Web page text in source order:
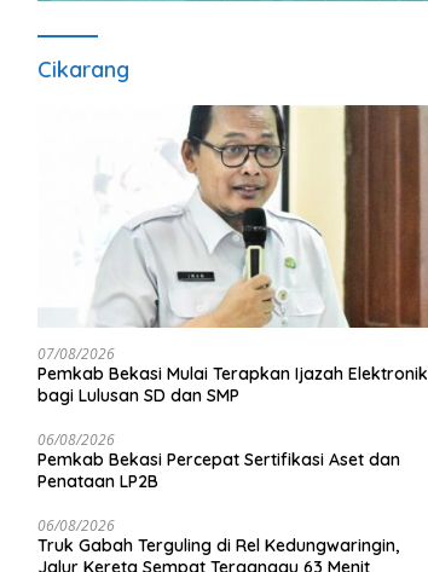
Cikarang
07/08/2026
Pemkab Bekasi Mulai Terapkan Ijazah Elektronik
bagi Lulusan SD dan SMP
06/08/2026
Pemkab Bekasi Percepat Sertifikasi Aset dan
Penataan LP2B
06/08/2026
Truk Gabah Terguling di Rel Kedungwaringin,
Jalur Kereta Sempat Terganggu 63 Menit